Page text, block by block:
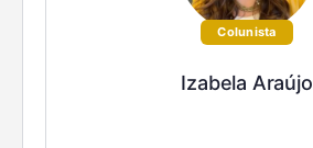
Colunista
Izabela Araújo